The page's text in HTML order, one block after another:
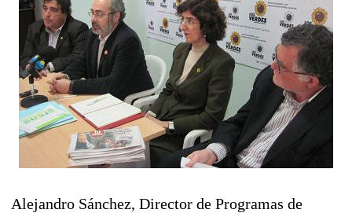
Alejandro Sánchez, Director de Programas de